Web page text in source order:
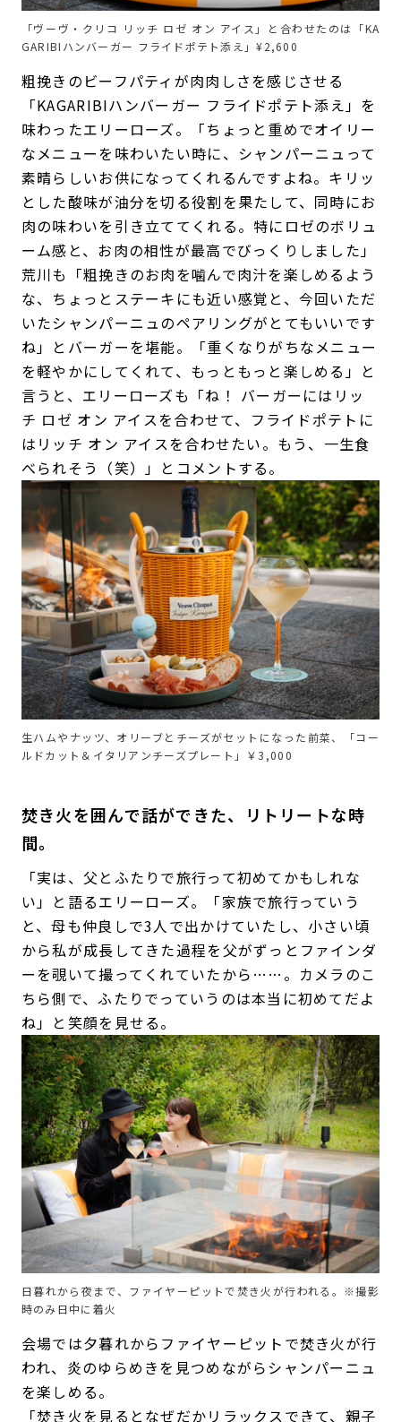
「ヴーヴ・クリコ リッチ ロゼ オン アイス」と合わせたのは「KA
GARIBIハンバーガー フライドポテト添え」¥2,600
粗挽きのビーフパティが肉肉しさを感じさせる
「KAGARIBIハンバーガー フライドポテト添え」を
味わったエリーローズ。「ちょっと重めでオイリー
なメニューを味わいたい時に、シャンパーニュって
素晴らしいお供になってくれるんですよね。キリッ
とした酸味が油分を切る役割を果たして、同時にお
肉の味わいを引き立ててくれる。特にロゼのボリュ
ーム感と、お肉の相性が最高でびっくりしました」
荒川も「粗挽きのお肉を噛んで肉汁を楽しめるよう
な、ちょっとステーキにも近い感覚と、今回いただ
いたシャンパーニュのペアリングがとてもいいです
ね」とバーガーを堪能。「重くなりがちなメニュー
を軽やかにしてくれて、もっともっと楽しめる」と
言うと、エリーローズも「ね！ バーガーにはリッ
チ ロゼ オン アイスを合わせて、フライドポテトに
はリッチ オン アイスを合わせたい。もう、一生食
べられそう（笑）」とコメントする。
生ハムやナッツ、オリーブとチーズがセットになった前菜、「コー
ルドカット＆イタリアンチーズプレート」￥3,000
焚き火を囲んで話ができた、リトリートな時
間。
「実は、父とふたりで旅行って初めてかもしれな
い」と語るエリーローズ。「家族で旅行っていう
と、母も仲良しで3人で出かけていたし、小さい頃
から私が成長してきた過程を父がずっとファインダ
ーを覗いて撮ってくれていたから……。カメラのこ
ちら側で、ふたりでっていうのは本当に初めてだよ
ね」と笑顔を見せる。
日暮れから夜まで、ファイヤーピットで焚き火が行われる。※撮影
時のみ日中に着火
会場では夕暮れからファイヤーピットで焚き火が行
われ、炎のゆらめきを見つめながらシャンパーニュ
を楽しめる。
「焚き火を見るとなぜだかリラックスできて、親子